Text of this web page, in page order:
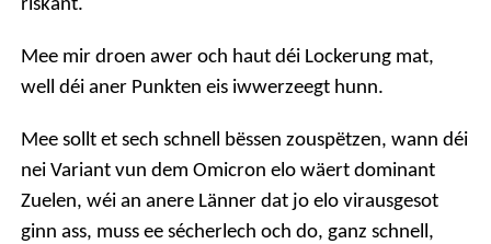
riskant.
Mee mir droen awer och haut déi Lockerung mat,
well déi aner Punkten eis iwwerzeegt hunn.
Mee sollt et sech schnell bëssen zouspëtzen, wann déi
nei Variant vun dem Omicron elo wäert dominant
Zuelen, wéi an anere Länner dat jo elo virausgesot
ginn ass, muss ee sécherlech och do, ganz schnell,